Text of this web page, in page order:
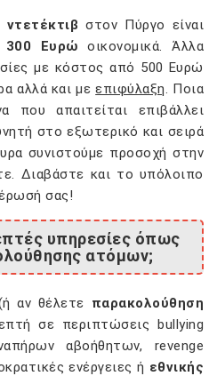
ντετέκτιβ στον Πύργο είναι
300 Ευρώ οικονομικά. Άλλα
με κόστος από 500 Ευρώ
αλλά και μεεπιφύλαξη. Ποια
που απαιτείται επιβάλλει
στο εξωτερικό και σειρά
συνιστούμε προσοχή στην
Διαβάστε και το υπόλοιπο
σας!
υπηρεσίες όπως
ατόμων;
αν θέλετε παρακολούθηση
σε περιπτώσεις bullying
αβοήθητων, revenge
ενέργειες ή εθνικής